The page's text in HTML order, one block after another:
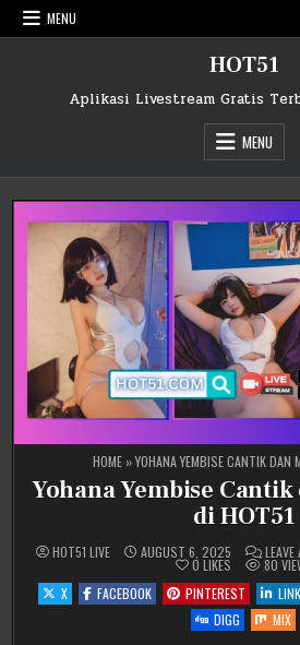
Skip
to
MENU
HOT51
Aplikasi Livestream Gratis
MENU
HOME»YOHANA YEMBISE CANTIK DAN
Yohana Yembise
di HOT51
HOT51 LIVE AUGUST 6, 2025
0 LIKES 80
X
FACEBOOK PINTEREST
DIGG
MIX